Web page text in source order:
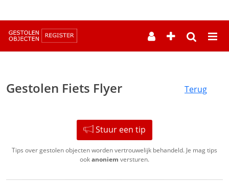
Gestolen Fiets Flyer Terug
Stuur een tip
Tips over gestolen objecten worden vertrouwelijk behandeld. Je mag tips
ookanoniem versturen.